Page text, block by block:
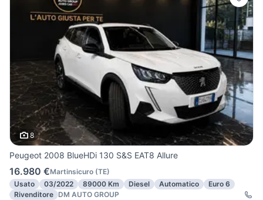
8
Peugeot 2008 BlueHDi 130 S&S EAT8 Allure
16.980 €Martinsicuro (TE)
Usato
03/2022 89000 Km Diesel Automatico
Euro 6
Rivenditore DM AUTO GROUP